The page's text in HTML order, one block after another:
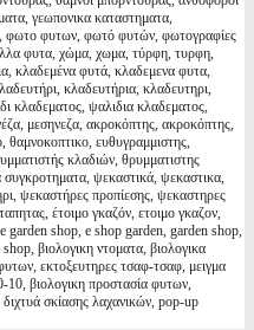
γεωπονικα καταστηματα,
φωτο φυτων, φωτό φυτών, φωτογραφίες
φυτα, χώμα, χωμα, τύρφη, τυρφη,
κλαδεμένα φυτά, κλαδεμενα φυτα,
κλαδευτήρια, κλαδευτηρι,
κλαδεματος, ψαλιδια κλαδεματος,
μεσηνεζα, ακροκόπτης, ακροκόπτης,
θαμνοκοπτικο, ευθυγραμμιστης,
κλαδιών, θρυμματιστης
ψεκαστικά, ψεκαστικα,
ψεκαστήρες προπίεσης, ψεκαστηρες
έτοιμο γκαζόν, ετοιμο γκαζον,
garden shop, e shop garden, garden shop,
βιολογικη ντοματα, βιολογικα
εκτοξευτηρες τσαφ-τσαφ, μειγμα
βιολογικη προστασία φυτων,
σκίασης λαχανικών, pop-up